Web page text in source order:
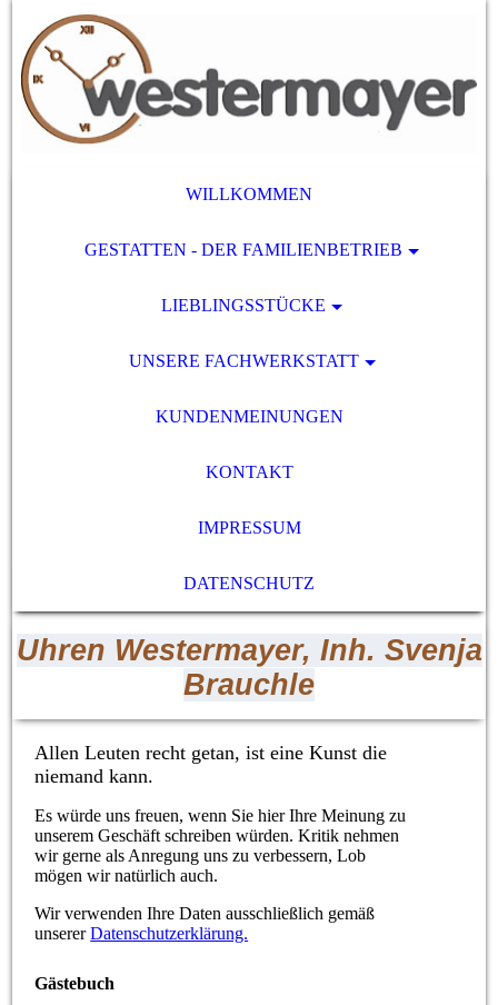
WILLKOMMEN
GESTATTEN - DER FAMILIENBETRIEB
LIEBLINGSSTÜCKE
UNSERE FACHWERKSTATT
KUNDENMEINUNGEN
KONTAKT
IMPRESSUM
DATENSCHUTZ
Uhren Westermayer, Inh. Svenja
Brauchle
Allen Leuten recht getan, ist eine Kunst die
niemand kann.
Es würde uns freuen, wenn Sie hier Ihre Meinung zu
unserem Geschäft schreiben würden. Kritik nehmen
wir gerne als Anregung uns zu verbessern, Lob
mögen wir natürlich auch.
Wir verwenden Ihre Daten ausschließlich gemäß
unsererDatenschutzerklärung.
Gästebuch